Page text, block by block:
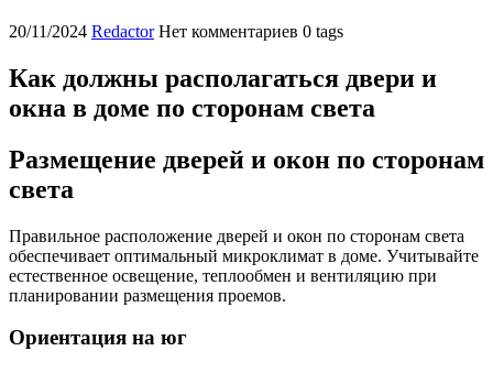
20/11/2024 Redactor Нет комментариев 0 tags
Как должны располагаться двери и
окна в доме по сторонам света
Размещение дверей и окон по сторонам
света
Правильное расположение дверей и окон по сторонам света
обеспечивает оптимальный микроклимат в доме. Учитывайте
естественное освещение, теплообмен и вентиляцию при
планировании размещения проемов.
Ориентация на юг